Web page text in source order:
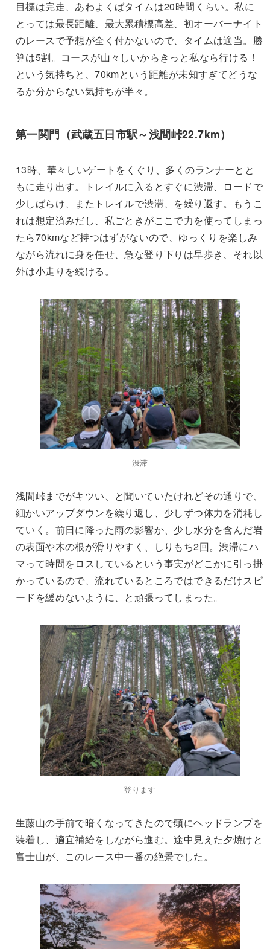
目標は完走、あわよくばタイムは20時間くらい。私に
とっては最長距離、最大累積標高差、初オーバーナイト
のレースで予想が全く付かないので、タイムは適当。勝
算は5割。コースが山々しいからきっと私なら行ける！
という気持ちと、70kmという距離が未知すぎてどうな
るか分からない気持ちが半々。
第一関門（武蔵五日市駅～浅間峠22.7km）
13時、華々しいゲートをくぐり、多くのランナーとと
もに走り出す。トレイルに入るとすぐに渋滞、ロードで
少しばらけ、またトレイルで渋滞、を繰り返す。もうこ
れは想定済みだし、私ごときがここで力を使ってしまっ
たら70kmなど持つはずがないので、ゆっくりを楽しみ
ながら流れに身を任せ、急な登り下りは早歩き、それ以
外は小走りを続ける。
渋滞
浅間峠までがキツい、と聞いていたけれどその通りで、
細かいアップダウンを繰り返し、少しずつ体力を消耗し
ていく。前日に降った雨の影響か、少し水分を含んだ岩
の表面や木の根が滑りやすく、しりもち2回。渋滞にハ
マって時間をロスしているという事実がどこかに引っ掛
かっているので、流れているところではできるだけスピ
ードを緩めないように、と頑張ってしまった。
登ります
生藤山の手前で暗くなってきたので頭にヘッドランプを
装着し、適宜補給をしながら進む。途中見えた夕焼けと
富士山が、このレース中一番の絶景でした。